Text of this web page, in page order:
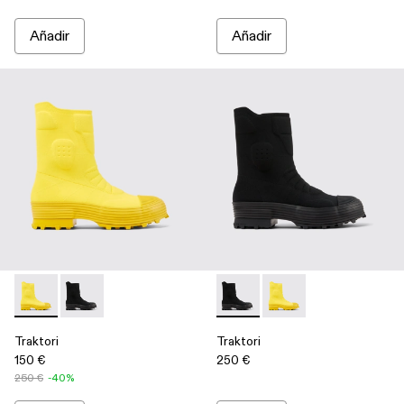
Añadir Añadir
Traktori - A700003-002 - Yellow
Traktori - A700003-001 - Black
Traktori
150 €
250 € -40%
Traktori - A700003-001 -
Traktori - A700003-
Traktori
250 €